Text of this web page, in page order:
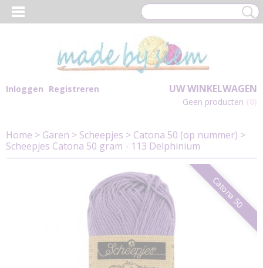
Inloggen Registreren UW WINKELWAGEN
Geen producten (0)
Home > Garen > Scheepjes > Catona 50 (op nummer) >
Scheepjes Catona 50 gram - 113 Delphinium
Catona 50